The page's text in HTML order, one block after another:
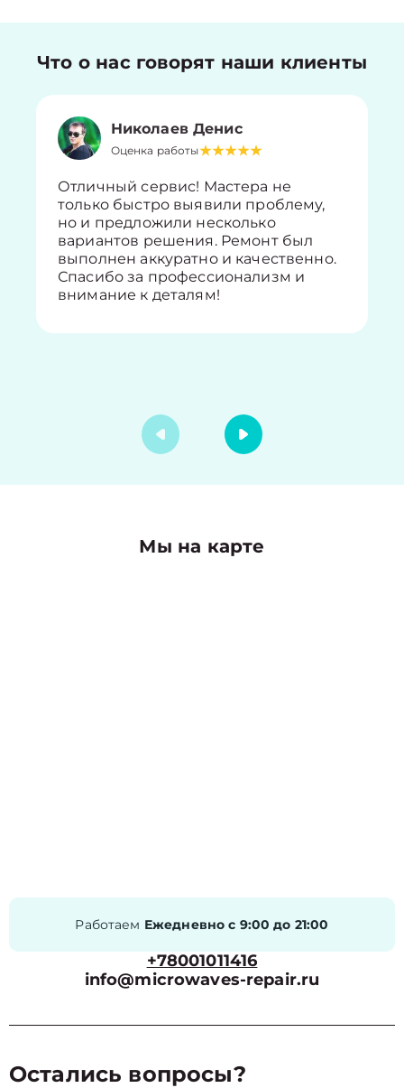
Что о нас говорят наши клиенты
Николаев Денис
Оценка работы
Отличный сервис! Мастера не
только быстро выявили проблему,
но и предложили несколько
вариантов решения. Ремонт был
выполнен аккуратно и качественно.
Спасибо за профессионализм и
внимание к деталям!
Мы на карте
Работаем Ежедневно с 9:00 до 21:00
+78001011416
info@microwaves-repair.ru
Остались вопросы?